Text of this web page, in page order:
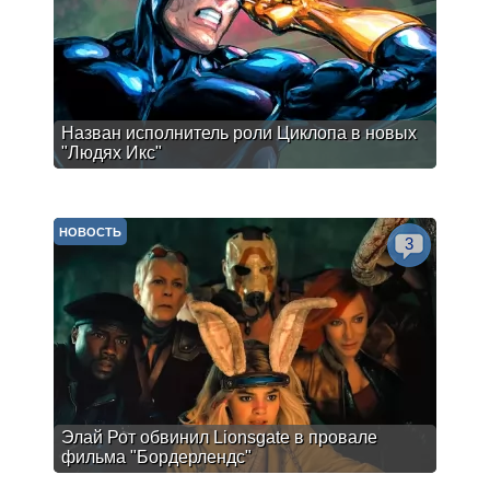
Назван исполнитель роли Циклопа в новых
"Людях Икс"
Элай Рот обвинил Lionsgate в провале
фильма "Бордерлендс"
НОВОСТЬ
3